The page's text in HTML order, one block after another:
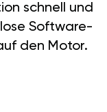
schnell und
Software-
den Motor.